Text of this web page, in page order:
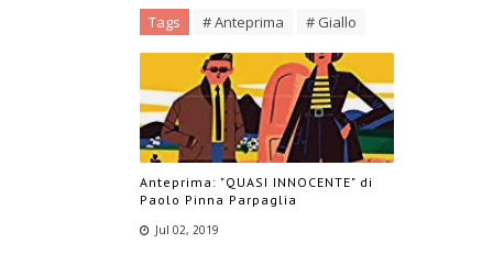
Tags # Anteprima # Giallo
Anteprima: "QUASI INNOCENTE" di
Paolo Pinna Parpaglia
Jul 02, 2019